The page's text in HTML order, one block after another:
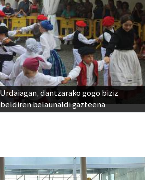
dantzarako gogo biziz
belaunaldi gazteena